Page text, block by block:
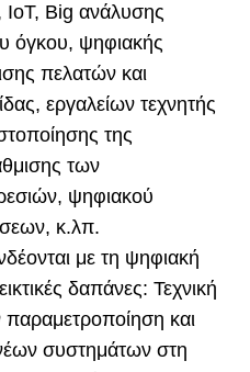
IoT, Big ανάλυσης
όγκου, ψηφιακής
πελατών και
εργαλείων τεχνητής
της
των
ψηφιακού
κ.λπ.
με τη ψηφιακή
δαπάνες: Τεχνική
παραμετροποίηση και
συστημάτων στη